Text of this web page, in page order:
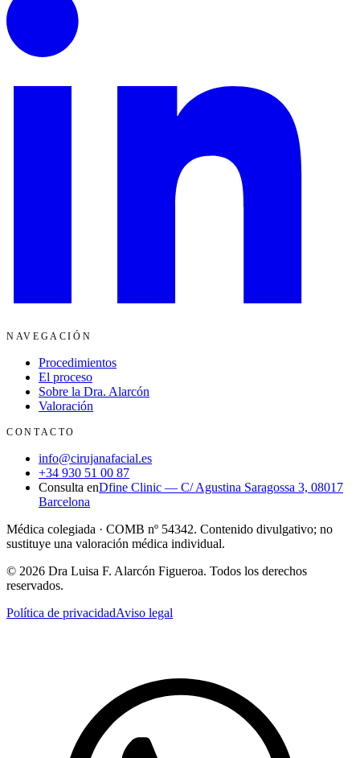
NAVEGACIÓN
Procedimientos
El proceso
Sobre la Dra. Alarcón
Valoración
CONTACTO
info@cirujanafacial.es
+34 930 51 00 87
Consulta enDfine Clinic — C/ Agustina Saragossa 3, 08017
Barcelona
Médica colegiada · COMB nº 54342. Contenido divulgativo; no
sustituye una valoración médica individual.
© 2026 Dra Luisa F. Alarcón Figueroa. Todos los derechos
reservados.
Política de privacidadAviso legal